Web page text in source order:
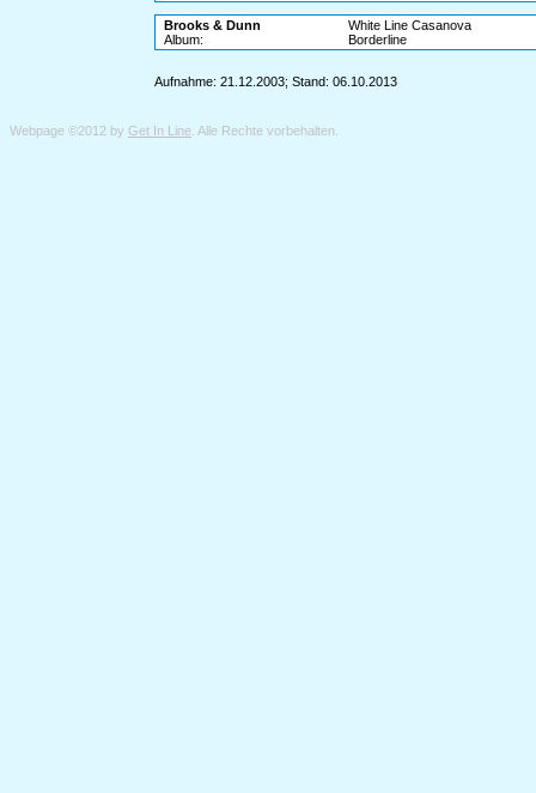
Brooks & Dunn
White Line Casanova
Album:
Borderline
Aufnahme: 21.12.2003; Stand: 06.10.2013
Webpage ©2012 by Get In Line . Alle Rechte vorbehalten.